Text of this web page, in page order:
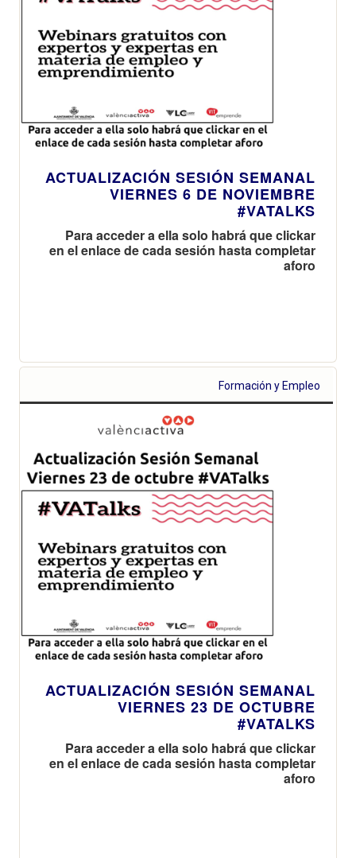
ACTUALIZACIÓN SESIÓN SEMANAL
VIERNES 6 DE NOVIEMBRE
#VATALKS
Para acceder a ella solo habrá que clickar
en el enlace de cada sesión hasta completar
aforo
Formación y Empleo
ACTUALIZACIÓN SESIÓN SEMANAL
VIERNES 23 DE OCTUBRE
#VATALKS
Para acceder a ella solo habrá que clickar
en el enlace de cada sesión hasta completar
aforo